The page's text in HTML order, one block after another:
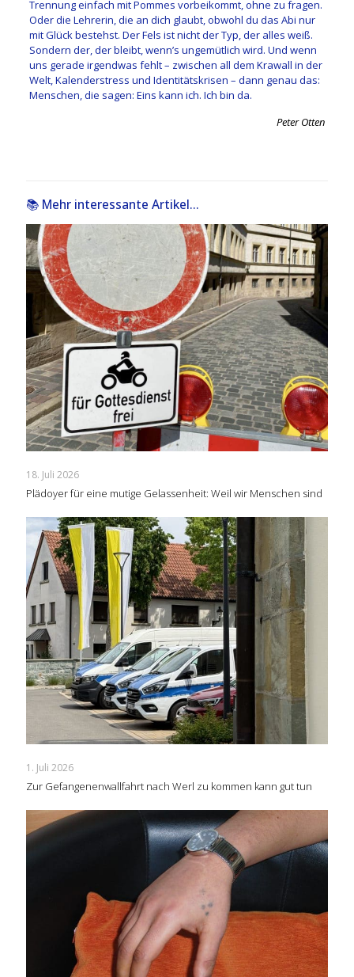
Trennung einfach mit Pommes vorbeikommt, ohne zu fragen.
Oder die Lehrerin, die an dich glaubt, obwohl du das Abi nur
mit Glück bestehst. Der Fels ist nicht der Typ, der alles weiß.
Sondern der, der bleibt, wenn’s ungemütlich wird. Und wenn
uns gerade irgendwas fehlt – zwischen all dem Krawall in der
Welt, Kalenderstress und Identitätskrisen – dann genau das:
Menschen, die sagen: Eins kann ich. Ich bin da.
Peter Otten
📚 Mehr interessante Artikel...
18. Juli 2026
Plädoyer für eine mutige Gelassenheit: Weil wir Menschen sind
1. Juli 2026
Zur Gefangenenwallfahrt nach Werl zu kommen kann gut tun